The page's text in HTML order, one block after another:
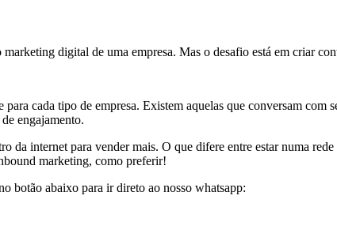
digital de uma empresa. Mas o desafio está em criar
para cada tipo de empresa. Existem aquelas que conversam
engajamento.
da internet para vender mais. O que difere entre estar numa
marketing, como preferir!
botão abaixo para ir direto ao nosso whatsapp: